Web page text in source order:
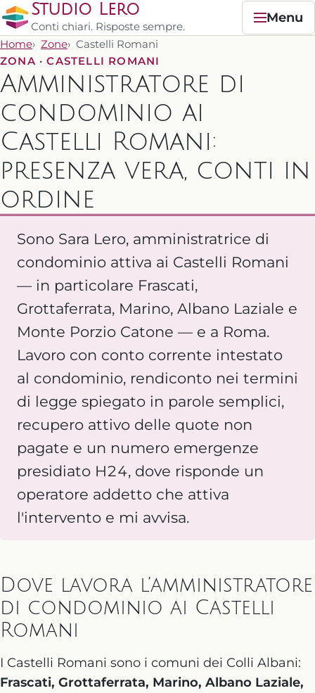
Studio Lero
Conti chiari. Risposte sempre.
Menu
Home Zone
Castelli Romani
ZONA · CASTELLI ROMANI
Amministratore di
condominio ai
Castelli Romani:
presenza vera, conti in
ordine
Sono Sara Lero, amministratrice di
condominio attiva ai Castelli Romani
— in particolare Frascati,
Grottaferrata, Marino, Albano Laziale e
Monte Porzio Catone — e a Roma.
Lavoro con conto corrente intestato
al condominio, rendiconto nei termini
di legge spiegato in parole semplici,
recupero attivo delle quote non
pagate e un numero emergenze
presidiato H24, dove risponde un
operatore addetto che attiva
l'intervento e mi avvisa.
Dove lavora l’amministratore
di condominio ai Castelli
Romani
I Castelli Romani sono i comuni dei Colli Albani:
Frascati, Grottaferrata, Marino, Albano Laziale,